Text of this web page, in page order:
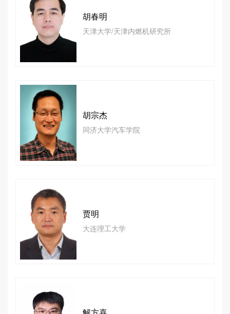
胡春明
天津大学/天津内燃机研究所
胡宗杰
同济大学汽车学院
贾明
大连理工大学